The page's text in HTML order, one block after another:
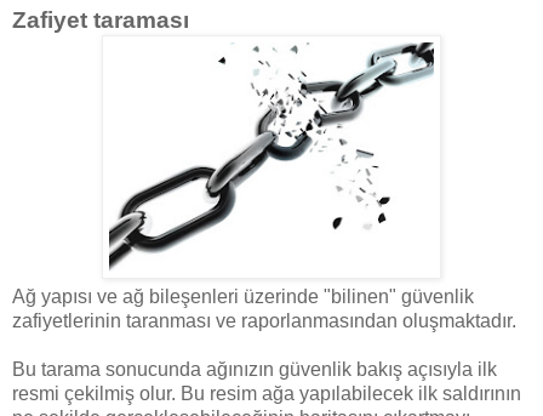
Zafiyet taraması
Ağ yapısı ve ağ bileşenleri üzerinde "bilinen" güvenlik
zafiyetlerinin taranması ve raporlanmasından oluşmaktadır.
Bu tarama sonucunda ağınızın güvenlik bakış açısıyla ilk
resmi çekilmiş olur. Bu resim ağa yapılabilecek ilk saldırının